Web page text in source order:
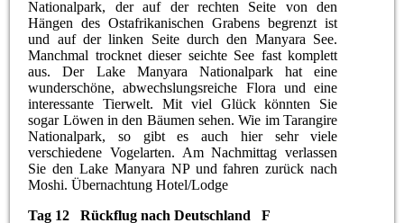
Nationalpark, der auf der rechten Seite von den
Hängen des Ostafrikanischen Grabens begrenzt ist
und auf der linken Seite durch den Manyara See.
Manchmal trocknet dieser seichte See fast komplett
aus. Der Lake Manyara Nationalpark hat eine
wunderschöne, abwechslungsreiche Flora und eine
interessante Tierwelt. Mit viel Glück könnten Sie
sogar Löwen in den Bäumen sehen. Wie im Tarangire
Nationalpark, so gibt es auch hier sehr viele
verschiedene Vogelarten. Am Nachmittag verlassen
Sie den Lake Manyara NP und fahren zurück nach
Moshi. Übernachtung Hotel/Lodge
Tag 12 Rückflug nach Deutschland F